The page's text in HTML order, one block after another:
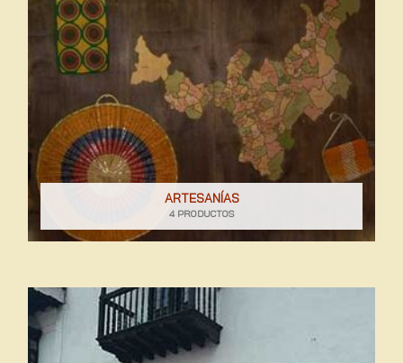
ARTESANÍAS
4 PRODUCTOS